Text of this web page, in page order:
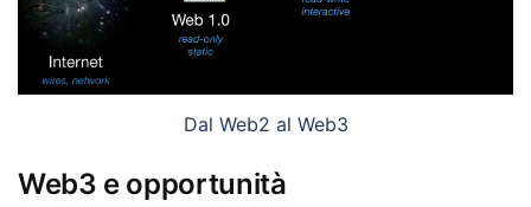
Dal Web2 al Web3
Web3 e opportunità